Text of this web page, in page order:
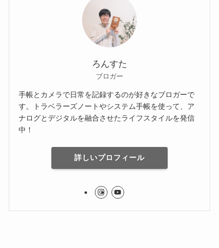
ろんすた
ブロガー
手帳とカメラで日常を記録するのが好きなブロガーで
す。トラベラーズノートやシステム手帳を使って、ア
ナログとデジタルを融合させたライフスタイルを発信
中！
詳しいプロフィール